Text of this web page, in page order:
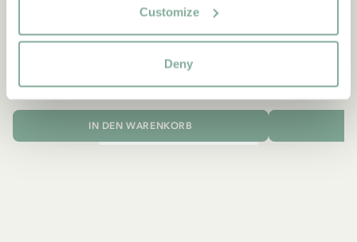
Customize
Deny
Mütze Michel aus Lönneberga - Dunkelblau
IN DEN WARENKORB
Kinderservice